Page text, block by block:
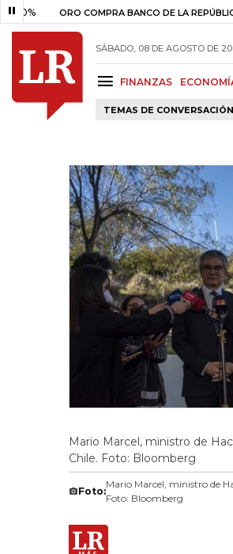
ORO COMPRA BANCO DE LA REPÚBLICA $
SÁBADO, 08 DE AGOSTO DE
FINANZAS
TEMAS DE CONVERSACIÓN
Mario Marcel, ministro de
Chile. Foto: Bloomberg
Foto:
Mario Marcel, ministro de
Foto: Bloomberg